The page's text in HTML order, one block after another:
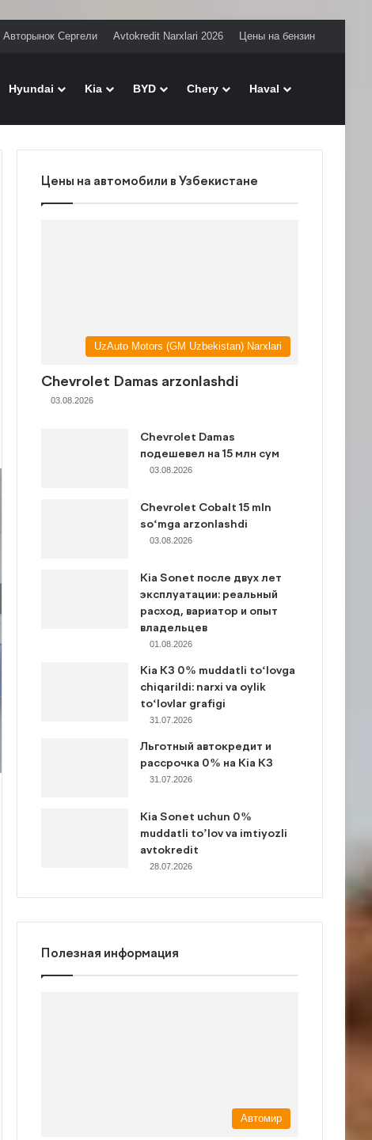
Авторынок Сергели Avtokredit Narxlari 2026 Цены на бензин
Hyundai Kia BYD Chery Haval
Цены на автомобили в Узбекистане
UzAuto Motors (GM Uzbekistan) Narxlari
Chevrolet Damas arzonlashdi
03.08.2026
Chevrolet Damas
подешевел на 15 млн сум
03.08.2026
Chevrolet Cobalt 15 mln
so‘mga arzonlashdi
03.08.2026
Kia Sonet после двух лет
эксплуатации: реальный
расход, вариатор и опыт
владельцев
01.08.2026
Kia K3 0% muddatli to‘lovga
chiqarildi: narxi va oylik
to‘lovlar grafigi
31.07.2026
Льготный автокредит и
рассрочка 0% на Kia K3
31.07.2026
Kia Sonet uchun 0%
muddatli to’lov va imtiyozli
avtokredit
28.07.2026
Полезная информация
Автомир